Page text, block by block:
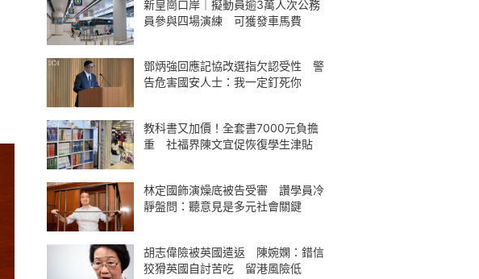
新皇崗口岸｜擬動員逾3萬人次公務
員參與四場演練 可獲發車馬費
鄧炳強回應記協改選指欠認受性 警
告危害國安人士：我一定釘死你
教科書又加價！全套書7000元負擔
重 社福界陳文宜促恢復學生津貼
林定國飾演燥底被告受審 讚學員冷
靜盤問：聽意見是多元社會關鍵
胡志偉險被英國遣返 陳婉嫻：錯信
狡猾英國自討苦吃 留港風險低